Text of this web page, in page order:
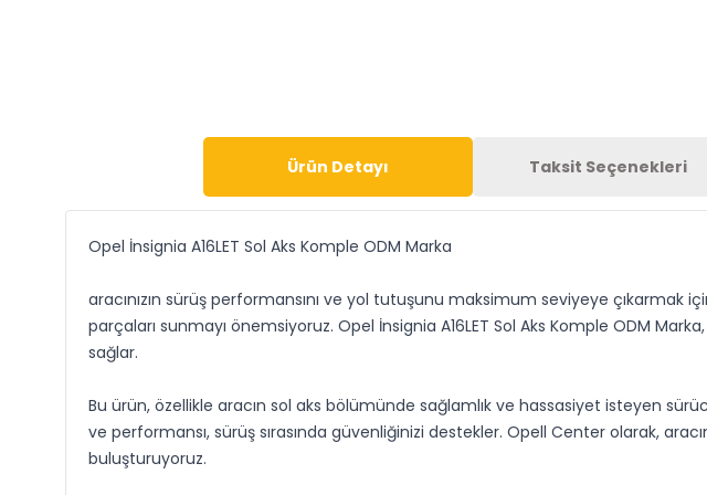
Ürün Detayı Taksit Seçenekleri
Opel İnsignia A16LET Sol Aks Komple ODM Marka
aracınızın sürüş performansını ve yol tutuşunu maksimum seviyeye çıkarmak
parçaları sunmayı önemsiyoruz. Opel İnsignia A16LET Sol Aks Komple ODM
sağlar.
Bu ürün, özellikle aracın sol aks bölümünde sağlamlık ve hassasiyet isteyen
ve performansı, sürüş sırasında güvenliğinizi destekler. Opell Center olarak,
buluşturuyoruz.